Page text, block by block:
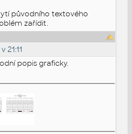
původního textového
zařídit.
21:11
popis graficky.